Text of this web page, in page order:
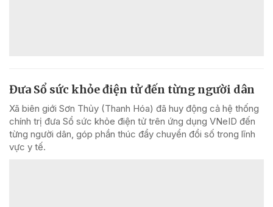
Đưa Sổ sức khỏe điện tử đến từng người dân
Xã biên giới Sơn Thủy (Thanh Hóa) đã huy động cả hệ thống
chính trị đưa Sổ sức khỏe điện tử trên ứng dụng VNeID đến
từng người dân, góp phần thúc đẩy chuyển đổi số trong lĩnh
vực y tế.